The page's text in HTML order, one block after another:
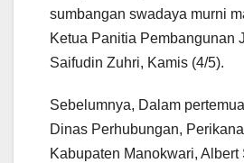
sumbangan swadaya murni
Ketua Panitia Pembangunan
Saifudin Zuhri, Kamis (4/5).
Sebelumnya, Dalam
Dinas Perhubungan,
Kabupaten Manokwari, Albert